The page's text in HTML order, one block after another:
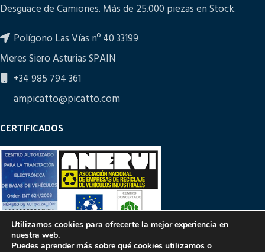
Desguace de Camiones. Más de 25.000 piezas en Stock.
Polígono Las Vías nº 40 33199
Meres Siero Asturias SPAIN
+34 985 794 361
ampicatto@picatto.com
CERTIFICADOS
Utilizamos cookies para ofrecerte la mejor experiencia en
nuestra web.
Puedes aprender más sobre qué cookies utilizamos o